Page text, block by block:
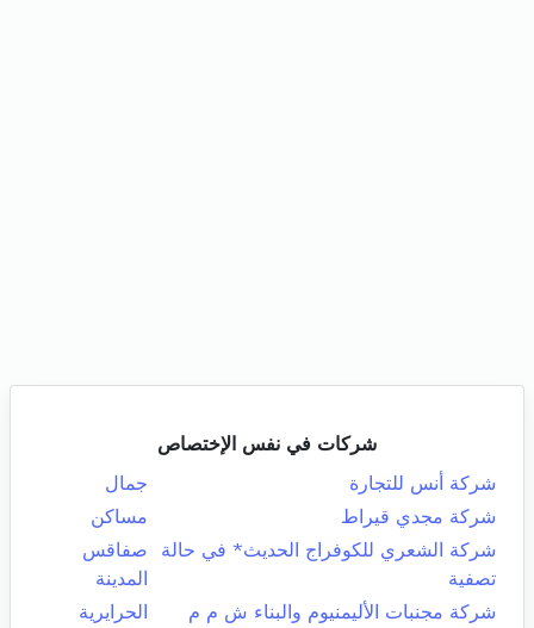
شركات في نفس الإختصاص
شركة أنس للتجارة
جمال
شركة مجدي قيراط
مساكن
شركة الشعري للكوفراج الحديث* في حالة
تصفية
صفاقس
المدينة
شركة مجنبات الأليمنيوم والبناء ش م م
الحرايرية